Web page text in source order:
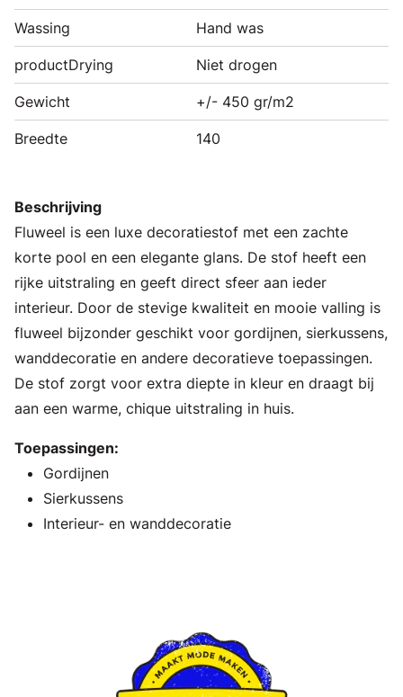
Wassing Hand was
productDrying Niet drogen
Gewicht +/- 450 gr/m2
Breedte 140
Beschrijving
Fluweel is een luxe decoratiestof met een zachte
korte pool en een elegante glans. De stof heeft een
rijke uitstraling en geeft direct sfeer aan ieder
interieur. Door de stevige kwaliteit en mooie valling is
fluweel bijzonder geschikt voor gordijnen, sierkussens,
wanddecoratie en andere decoratieve toepassingen.
De stof zorgt voor extra diepte in kleur en draagt bij
aan een warme, chique uitstraling in huis.
Toepassingen:
Gordijnen
Sierkussens
Interieur- en wanddecoratie